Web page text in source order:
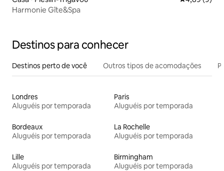
Harmonie Gîte&Spa
Destinos para conhecer
Destinos perto de você Outros tipos de acomodações
Londres
Aluguéis por temporada
Paris
Aluguéis por temporada
Bordeaux
Aluguéis por temporada
La Rochelle
Aluguéis por temporada
Lille
Aluguéis por temporada
Birmingham
Aluguéis por temporada